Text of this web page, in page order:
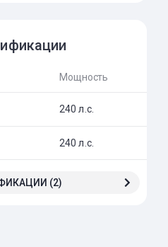
Мощность
240 л.с.
240 л.с.
(2)